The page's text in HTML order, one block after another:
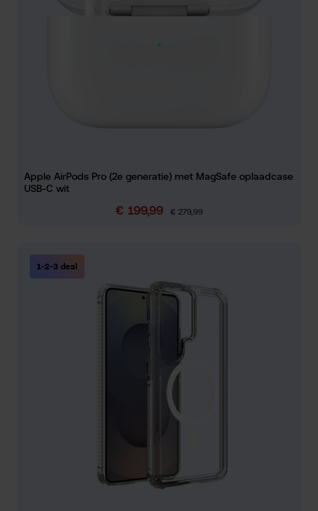
Apple AirPods Pro (2e generatie) met MagSafe oplaadcase
USB-C wit
Verkoopprijs:
€ 199,99 Normale prijs:
€ 279,99
1-2-3 deal